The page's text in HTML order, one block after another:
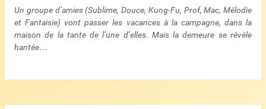
Un groupe d’amies (Sublime, Douce, Kung-Fu, Prof, Mac, Mélodie
et Fantaisie) vont passer les vacances à la campagne, dans la
maison de la tante de l’une d’elles. Mais la demeure se révèle
hantée…